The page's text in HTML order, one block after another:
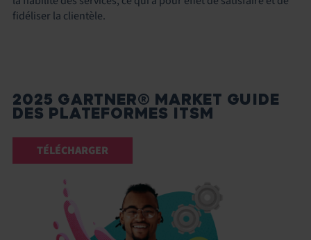
fidéliser la clientèle.
2025 GARTNER® MARKET GUIDE
DES PLATEFORMES ITSM
TÉLÉCHARGER